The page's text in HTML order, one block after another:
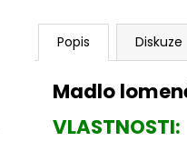
Popis Diskuze
Madlo
VLASTNOSTI: